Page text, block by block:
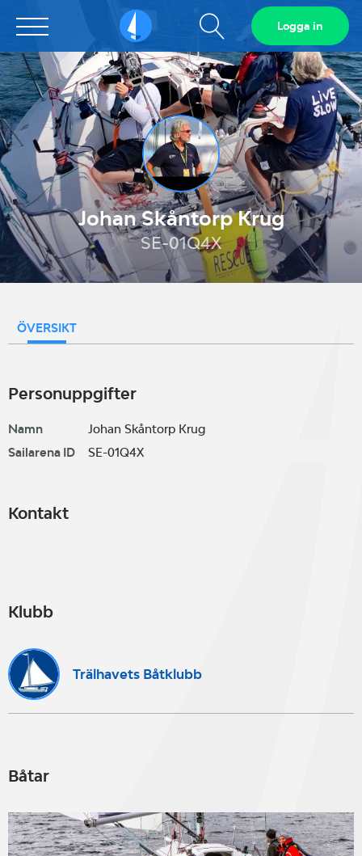
Sailarena Visa
sökfält
Logga in
Johan Skåntorp Krug
SE-01Q4X
ÖVERSIKT
Personuppgifter
Namn
Johan Skåntorp Krug
Sailarena ID
SE-01Q4X
Kontakt
Klubb
Trälhavets Båtklubb
Båtar